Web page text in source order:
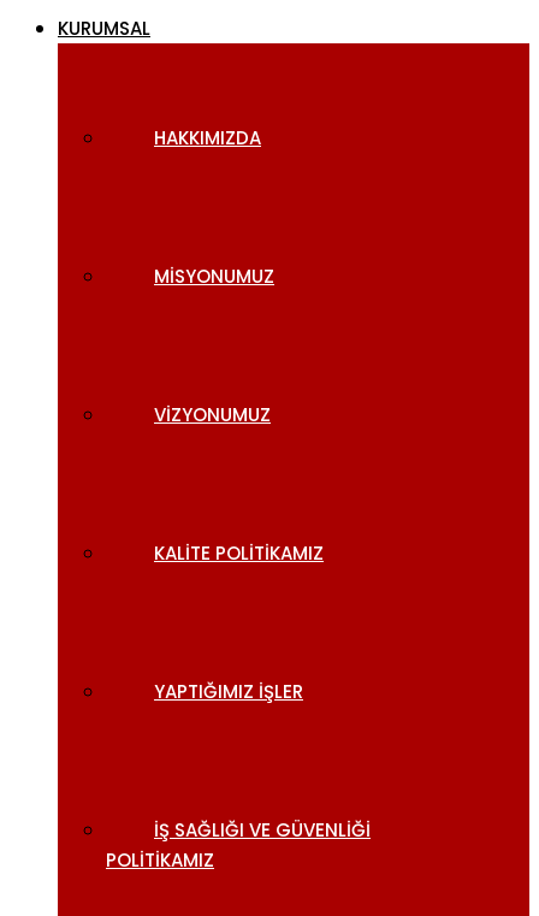
KURUMSAL
HAKKIMIZDA
MISYONUMUZ
VIZYONUMUZ
KALITE POLITIKAMIZ
YAPTIĞIMIZ İŞLER
İŞ SAĞLIĞI VE GÜVENLIĞI
POLITIKAMIZ